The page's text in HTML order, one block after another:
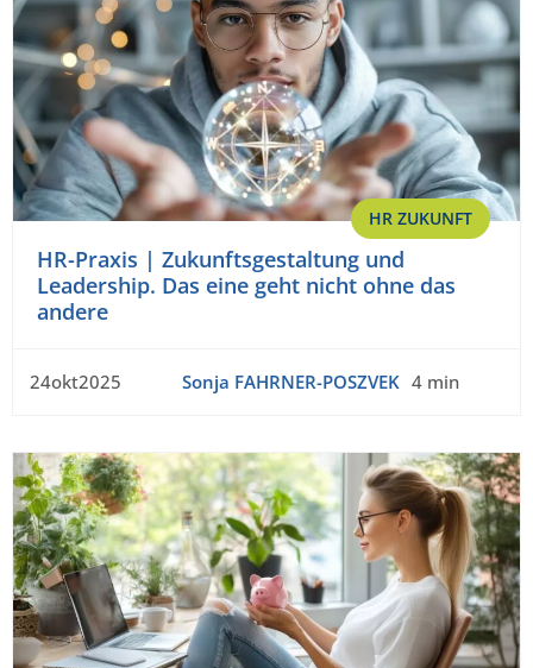
HR ZUKUNFT
HR-Praxis | Zukunftsgestaltung und
Leadership. Das eine geht nicht ohne das
andere
24okt2025 Sonja FAHRNER-POSZVEK 4 min